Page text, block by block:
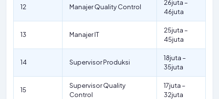
12 Manajer Quality Control
26juta –
46juta
13 Manajer IT
25juta –
45juta
14 Supervisor Produksi
18juta –
35juta
15
Supervisor Quality
Control
17juta –
32juta